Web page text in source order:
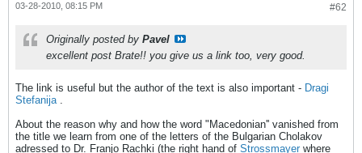
#62
03-28-2010, 08:15 PM
Originally posted by Pavel
excellent post Brate!! you give us a link too, very good.
The link is useful but the author of the text is also important - Dragi
Stefanija.
About the reason why and how the word "Macedonian'' vanished from
the title we learn from one of the letters of the Bulgarian Cholakov
adressed to Dr. Franjo Rachki (the right hand of Strossmayer where